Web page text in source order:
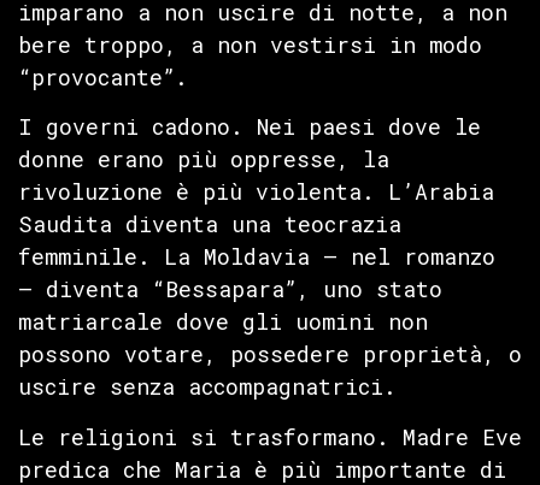
imparano a non uscire di notte, a non
bere troppo, a non vestirsi in modo
“provocante”.
I governi cadono. Nei paesi dove le
donne erano più oppresse, la
rivoluzione è più violenta. L’Arabia
Saudita diventa una teocrazia
femminile. La Moldavia — nel romanzo
— diventa “Bessapara”, uno stato
matriarcale dove gli uomini non
possono votare, possedere proprietà, o
uscire senza accompagnatrici.
Le religioni si trasformano. Madre Eve
predica che Maria è più importante di